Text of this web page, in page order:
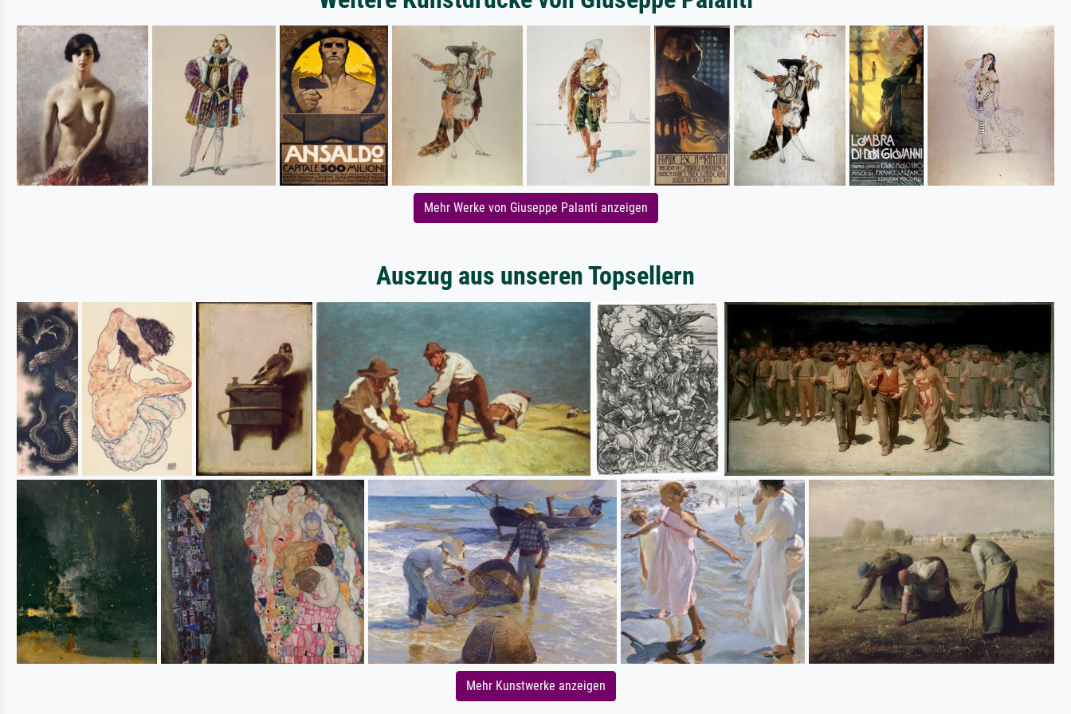
Mehr Werke von Giuseppe Palanti anzeigen
Auszug aus unseren Topsellern
Mehr Kunstwerke anzeigen